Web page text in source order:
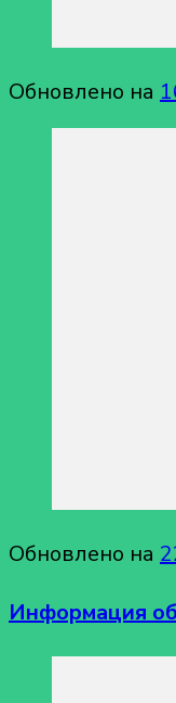
Обновлено на
Обновлено на
Информация